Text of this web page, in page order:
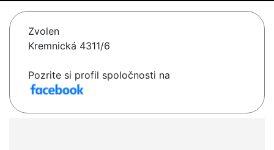
Zvolen
Kremnická 4311/6
Pozrite si profil spoločnosti na